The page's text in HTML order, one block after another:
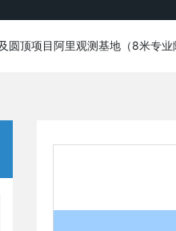
首页
圆顶项目阿里观测基地（8米专业